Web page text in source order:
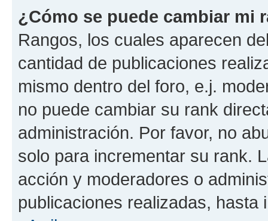
¿Cómo se puede cambiar mi
Rangos, los cuales aparecen
cantidad de publicaciones
mismo dentro del foro, e.j.
no puede cambiar su rank
administración. Por favor, no
solo para incrementar su rank.
acción y moderadores o
publicaciones realizadas, hasta